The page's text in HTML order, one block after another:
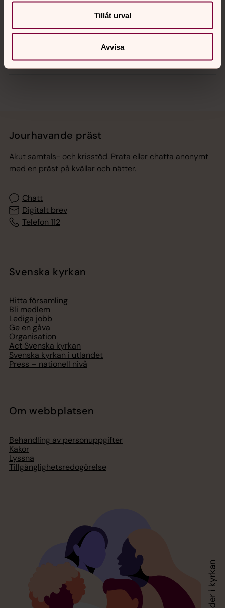
Tillåt urval
Avvisa
Sociala kanaler
Jourhavande präst
Akut samtals- och krisstöd. Prata eller chatta anonymt
med en präst på kvällar och nätter.
Chatt
Digitalt brev
Telefon 112
Svenska kyrkan
Hitta församling
Bli medlem
Lediga jobb
Ge en gåva
Organisation
Act Svenska kyrkan
Svenska kyrkan i utlandet
Press – nationell nivå
Om webbplatsen
Behandling av personuppgifter
Kakor
Lyssna
Tillgänglighetsredogörelse